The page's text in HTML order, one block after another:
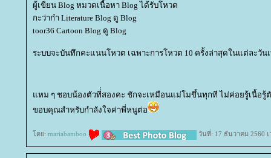
ผู้เขียน Blog หมวดเนื้อหา Blog ได้รับโหวต
กะว่าก๋า Literature Blog ดู Blog
toor36 Cartoon Blog ดู Blog
ระบบจะบันทึกคะแนนโหวต เฉพาะการโหวต 10 ครั้งล่าสุดในแต่ละวัน
หม ๆ ชอบน้องตัวที่่สองคะ ชักจะเหมือนแม่โมขึ้นทุกที ไม่ค่อยรู้เนื้อรู้ตั
ขอบคุณสำหรับกำลังใจค่าพี่หนูต่อ
ดย: mariabamboo วันที่: 17 ธันวาคม 2560 เ